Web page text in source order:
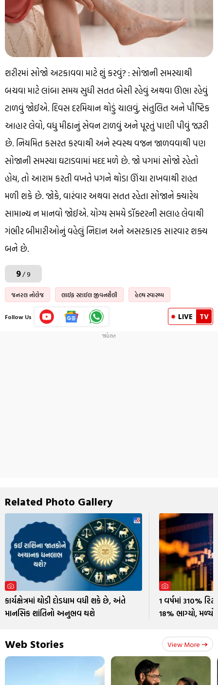
શરીરમાં સોજો અટકાવવા માટે શું કરવું? : સોજાની સમસ્યાથી
બચવા માટે લાંબા સમય સુધી સતત બેસી રહેવું અથવા ઊભા રહેવું
ટાળવું જોઈએ. દિવસ દરમિયાન થોડું ચાલવું, સંતુલિત અને પૌષ્ટિક
આહાર લેવો, વધુ મીઠાનું સેવન ટાળવું અને પૂરતું પાણી પીવું જરૂરી
છે. નિયમિત કસરત કરવાથી અને સ્વસ્થ વજન જાળવવાથી પણ
સોજાની સમસ્યા ઘટાડવામાં મદદ મળે છે. જો પગમાં સોજો રહેતો
હોય, તો આરામ કરતી વખતે પગને થોડા ઊંચા રાખવાથી રાહત
મળી શકે છે. જોકે, વારંવાર અથવા સતત રહેતા સોજાને ક્યારેય
સામાન્ય ન માનવો જોઈએ. યોગ્ય સમયે ડૉક્ટરની સલાહ લેવાથી
ગંભીર બીમારીઓનું વહેલું નિદાન અને અસરકારક સારવાર શક્ય
બને છે.
9/ 9
જનરલ નોલેજ લાઈફ સ્ટાઈલ જીવનશૈલી હેલ્થ સ્વાસ્થ્ય
Follow Us LIVE TV
Related Photo Gallery
કાર્યક્ષેત્રમાં થોડી દોડધામ વધી શકે છે, અંતે
માનસિક શાંતિનો અનુભવ થશે
1 વર્ષમાં 310%
18% ભાગ્યો, મળ્યો
Web Stories View More